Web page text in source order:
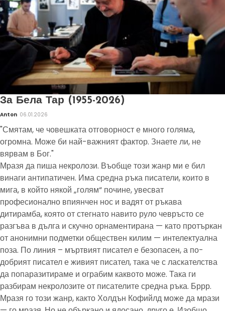
За Бела Тар (1955-2026)
Anton 06.01.2026
"Смятам, че човешката отговорност е много голяма,
огромна. Може би най-важният фактор. Знаете ли, не
вярвам в Бог."
Мразя да пиша некролози. Въобще този жанр ми е бил
винаги антипатичен. Има средна ръка писатели, които в
мига, в който някой „голям“ почине, увесват
професионално впиянчен нос и вадят от ръкава
дитирамба, която от стегнато навито руло чевръсто се
разгъва в дълга и скучно орнаментирана — като протъркан
от анонимни подметки обществен килим — интелектуална
поза. По линия – мъртвият писател е безопасен, а по-
добрият писател е живият писател, така че с ласкателства
да попаразитираме и ограбим каквото може. Така ги
разбирам некролозите от писателите средна ръка. Бррр.
Мразя го този жанр, както Холдън Кофийлд може да мрази